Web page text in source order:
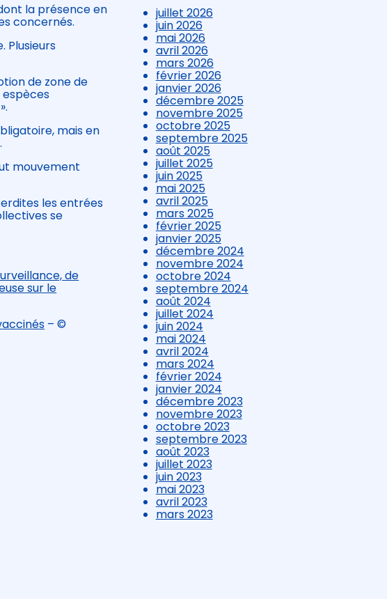
la présence en
concernés.
Plusieurs
de zone de
espèces
mais en
mouvement
les entrées
se
de
sur le
– ©
juillet 2026
juin 2026
mai 2026
avril 2026
mars 2026
février 2026
janvier 2026
décembre 2025
novembre 2025
octobre 2025
septembre 2025
août 2025
juillet 2025
juin 2025
mai 2025
avril 2025
mars 2025
février 2025
janvier 2025
décembre 2024
novembre 2024
octobre 2024
septembre 2024
août 2024
juillet 2024
juin 2024
mai 2024
avril 2024
mars 2024
février 2024
janvier 2024
décembre 2023
novembre 2023
octobre 2023
septembre 2023
août 2023
juillet 2023
juin 2023
mai 2023
avril 2023
mars 2023